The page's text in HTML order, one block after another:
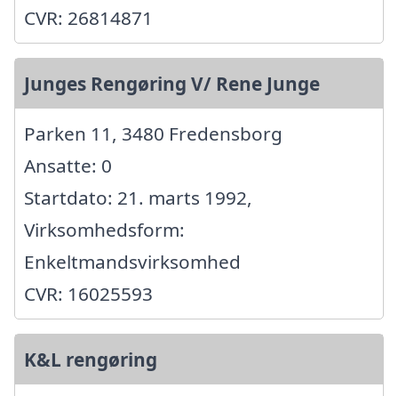
CVR: 26814871
Junges Rengøring V/ Rene Junge
Parken 11, 3480 Fredensborg
Ansatte: 0
Startdato: 21. marts 1992,
Virksomhedsform:
Enkeltmandsvirksomhed
CVR: 16025593
K&L rengøring